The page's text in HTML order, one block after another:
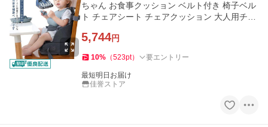
ちゃん お食事クッション ベルト付き 椅子ベル
ト チェアシート チェアクッション 大人用チェ
5,744円
10% （523pt） 要エントリー
最短明日お届け
佳誉ストア